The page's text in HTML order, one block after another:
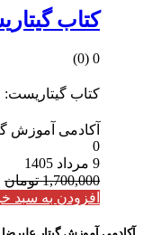
کتاب
0 (0)
کتاب گیتاریست:
آکادمی آموزش
0
9 مرداد 1405
1,700,000 تومان
افزودن به سبد